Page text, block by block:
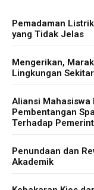
Pemadaman
yang Tidak Jelas
Mengerikan,
Lingkungan Sekitar
Aliansi Mahasiswa
Pembentangan
Terhadap
Penundaan dan
Akademik